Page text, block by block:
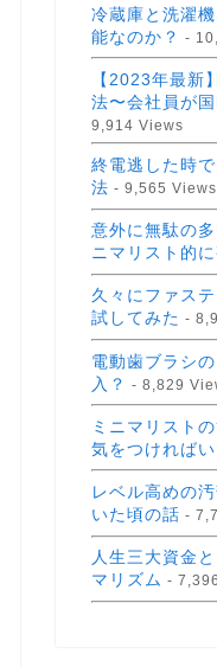
冷蔵庫と洗濯
能なのか？ -
【2023年最新
法〜会社員が
9,914 Views
終電逃した時
法 - 9,565 Views
意外に無駄の
ニマリスト的
久々にファス
試してみた -
電動歯ブラシ
入？ - 8,829
ミニマリスト
気をつければ
レベル高めの
いた頃の話 -
人生三大資金
マリズム -